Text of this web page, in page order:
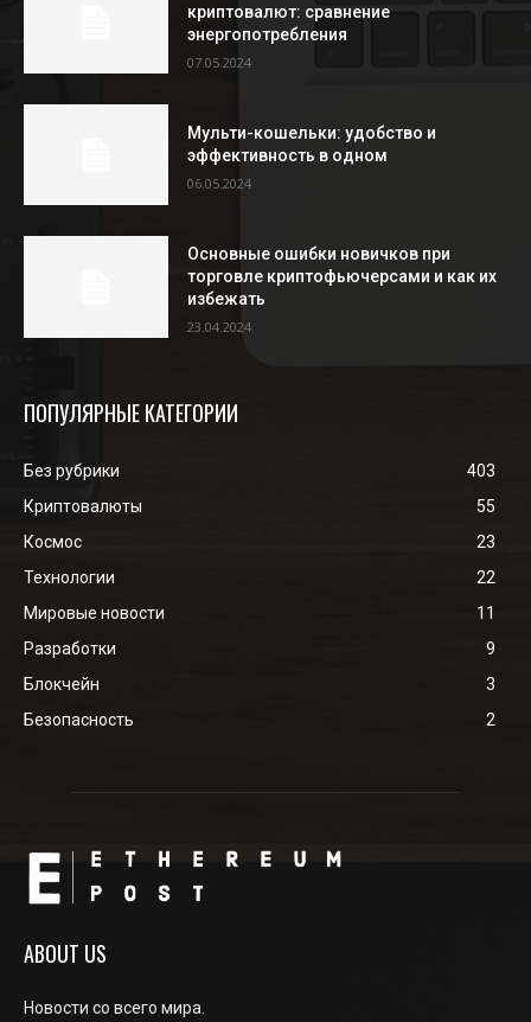
криптовалют: сравнение
энергопотребления
07.05.2024
Мульти-кошельки: удобство и
эффективность в одном
06.05.2024
Основные ошибки новичков при
торговле криптофьючерсами и как их
избежать
23.04.2024
ПОПУЛЯРНЫЕ КАТЕГОРИИ
Без рубрики
403
Криптовалюты
55
Космос
23
Технологии
22
Мировые новости
11
Разработки
9
Блокчейн
3
Безопасность
2
ABOUT US
Новости со всего мира.